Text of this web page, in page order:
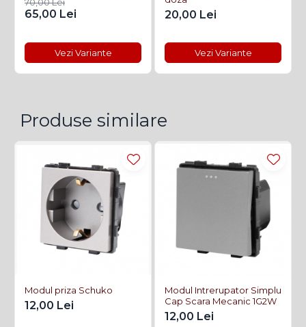
65,00 Lei
Vezi Variante
20,00 Lei
Vezi Variante
Produse similare
Modul priza Schuko
12,00 Lei
Modul Intrerupator Simplu
Cap Scara Mecanic 1G2W
12,00 Lei